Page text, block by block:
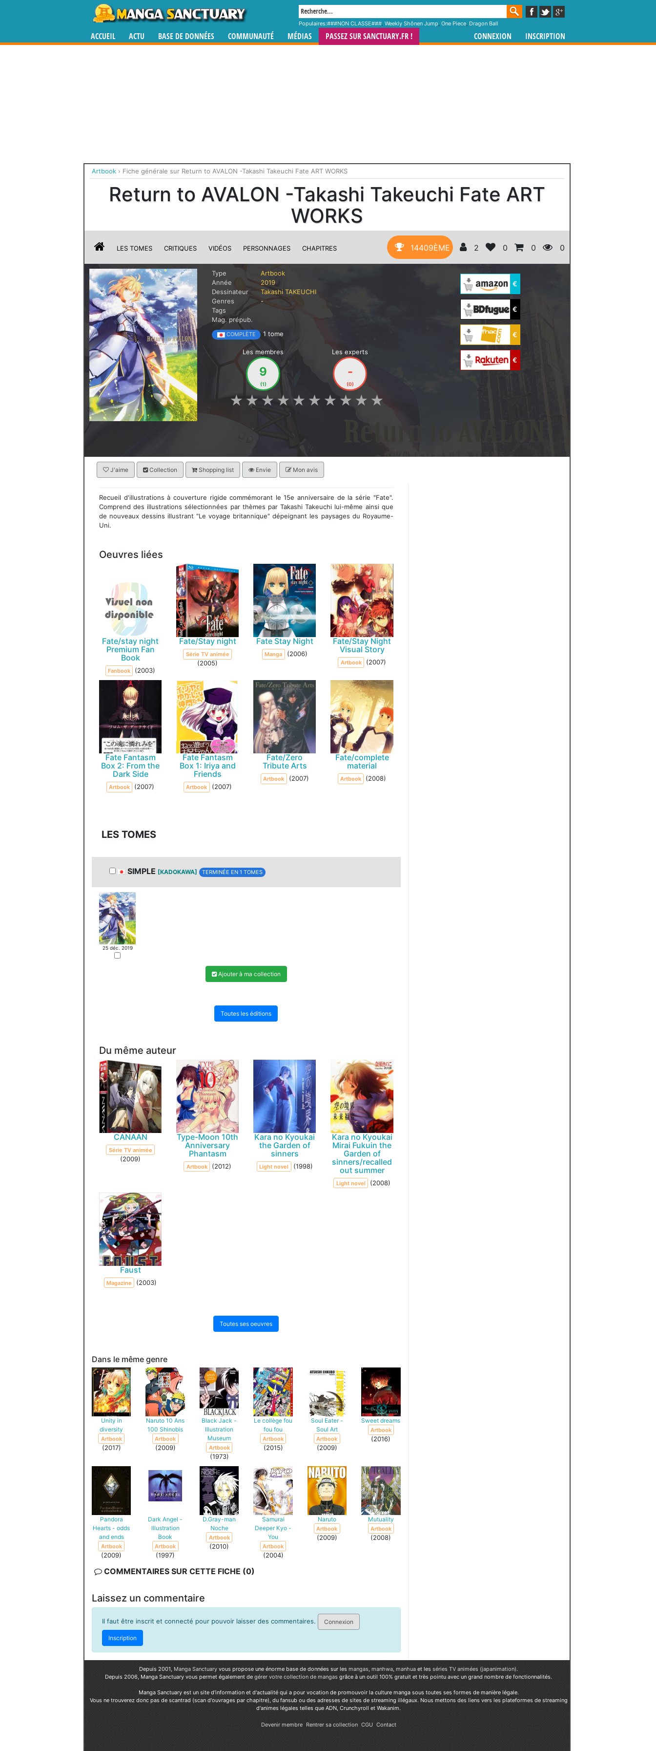
Populaires:###NON CLASSE###, Weekly Shônen Jump, One Piece, Dragon Ball
ACCUEIL ACTU BASE DE DONNÉES COMMUNAUTÉ MÉDIAS PASSEZ SUR SANCTUARY.FR ! CONNEXION INSCRIPTION
Artbook › Fiche générale sur Return to AVALON -Takashi Takeuchi Fate ART WORKS
Return to AVALON -Takashi Takeuchi Fate ART
WORKS
LES TOMES CRITIQUES VIDÉOS PERSONNAGES CHAPITRES 14409ÈME 2 0 0 0
Type
Artbook
Année
2019
Dessinateur
Takashi TAKEUCHI
Genres
-
Tags
Mag. prépub.
COMPLÈTE 1 tome
Les membres
9
(1)
Les experts
-
(0)
★
★
★
★
★
★
★
★
★
★
€
€
€
€
J'aime Collection Shopping list Envie Mon avis
Recueil d'illustrations à couverture rigide commémorant le 15e anniversaire de la série "Fate".
Comprend des illustrations sélectionnées par thèmes par Takashi Takeuchi lui-même ainsi que
de nouveaux dessins illustrant "Le voyage britannique" dépeignant les paysages du Royaume-
Uni.
Oeuvres liées
Fate/stay night
Premium Fan
Book
Fanbook (2003)
Fate/Stay night
Série TV animée
(2005)
Fate Stay Night
Manga (2006)
Fate/Stay Night
Visual Story
Artbook (2007)
Fate Fantasm
Box 2: From the
Dark Side
Artbook (2007)
Fate Fantasm
Box 1: Iriya and
Friends
Artbook (2007)
Fate/Zero
Tribute Arts
Artbook (2007)
Fate/complete
material
Artbook (2008)
LES TOMES
SIMPLE [KADOKAWA] TERMINÉE EN 1 TOMES
25 déc. 2019
Ajouter à ma collection
Toutes les éditions
Du même auteur
CANAAN
Série TV animée
(2009)
Type-Moon 10th
Anniversary
Phantasm
Artbook (2012)
Kara no Kyoukai
the Garden of
sinners
Light novel (1998)
Kara no Kyoukai
Mirai Fukuin the
Garden of
sinners/recalled
out summer
Light novel (2008)
Faust
Magazine (2003)
Toutes ses oeuvres
Dans le même genre
Unity in
diversity
Artbook
(2017)
Naruto 10 Ans
100 Shinobis
Artbook
(2009)
Black Jack -
Illustration
Museum
Artbook
(1973)
Le collège fou
fou fou
Artbook
(2015)
Soul Eater -
Soul Art
Artbook
(2009)
Sweet dreams
Artbook
(2016)
Pandora
Hearts - odds
and ends
Artbook
(2009)
Dark Angel -
Illustration
Book
Artbook
(1997)
D.Gray-man
Noche
Artbook
(2010)
Samurai
Deeper Kyo -
You
Artbook
(2004)
Naruto
Artbook
(2009)
Mutuality
Artbook
(2008)
COMMENTAIRES SUR CETTE FICHE (0)
Laissez un commentaire
Il faut être inscrit et connecté pour pouvoir laisser des commentaires. Connexion
Inscription
Depuis 2001, Manga Sanctuary vous propose une énorme base de données sur les mangas manhwa, manhua et les séries TV animées (japanimation).
Depuis 2006, Manga Sanctuary vous permet également de gérer votre collection de mangas grâce à un outil 100% gratuit et très pointu avec un grand nombre de fonctionnalités.
Manga Sanctuary est un site d'information et d'actualité qui a pour vocation de promouvoir la culture manga sous toutes ses formes de manière légale.
Vous ne trouverez donc pas de scantrad (scan d'ouvrages par chapitre), du fansub ou des adresses de sites de streaming illégaux. Nous mettons des liens vers les plateformes de streaming
d'animes légales telles que ADN, Crunchyroll et Wakanim.
Devenir membre Rentrer sa collection CGU Contact